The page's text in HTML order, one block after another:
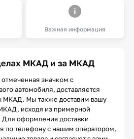
Важная информация
МКАД и за МКАД
значком с
автомобиля, доставляется
МКАД. Мы также доставим вашу
исходя из примерной
оформления доставки
по телефону с нашим оператором,